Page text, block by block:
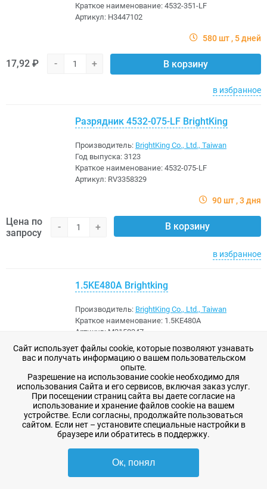
Краткое наименование: 4532-351-LF
Артикул: H3447102
580 шт 5 дней
17,92 ₽ - + В корзину
в избранное
Разрядник 4532-075-LF BrightKing
Производитель: BrightKing Co., Ltd., Taiwan
Год выпуска: 3123
Краткое наименование: 4532-075-LF
Артикул: RV3358329
90 шт 3 дня
Цена по
запросу
- + В корзину
в избранное
1.5KE480A Brightking
Производитель: BrightKing Co., Ltd., Taiwan
Краткое наименование: 1.5KE480A
Артикул: M3158347
580 шт 7 дней
16,87 ₽ - + В корзину
в избранное
Сайт использует файлы cookie, которые позволяют узнавать
вас и получать информацию о вашем пользовательском
опыте.
Разрешение на использование cookie необходимо для
использования Сайта и его сервисов, включая заказ услуг.
При посещении страниц сайта вы даете согласие на
использование и хранение файлов cookie на вашем
устройстве. Если согласны, продолжайте пользоваться
сайтом. Если нет – установите специальные настройки в
браузере или обратитесь в поддержку.
Ок, понял